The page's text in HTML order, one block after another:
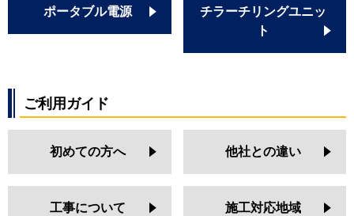
ポータブル電源
チラーチリングユニッ
ト
ご利用ガイド
初めての方へ 他社との違い
工事について 施工対応地域